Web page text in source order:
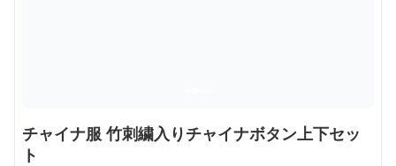
チャイナ服 竹刺繍入りチャイナボタン上下セッ
ト